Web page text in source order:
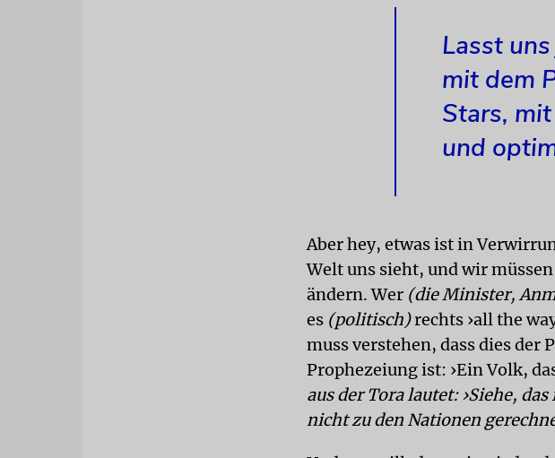
Lasst
mit dem
Stars,
und
Aber hey, etwas ist in
Welt uns sieht, und wir
ändern. Wer (die Minister,
es (politisch)rechts ›all the
muss verstehen, dass dies der
Prophezeiung ist: ›Ein Volk,
aus der Tora lautet: ›Siehe,
nicht zu den Nationen